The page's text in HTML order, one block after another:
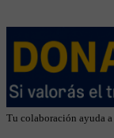
Tu colaboración ayuda